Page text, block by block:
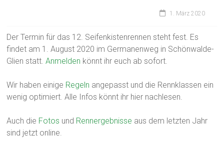
1. März 2020
Der Termin für das 12. Seifenkistenrennen steht fest. Es
findet am 1. August 2020 im Germanenweg in Schönwalde-
Glien statt.Anmelden könnt ihr euch ab sofort.
Wir haben einige Regeln angepasst und die Rennklassen ein
wenig optimiert. Alle Infos könnt ihr hier nachlesen.
Auch die Fotos und Rennergebnisse aus dem letzten Jahr
sind jetzt online.